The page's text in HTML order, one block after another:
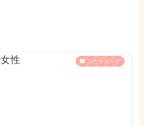
ふたりエッチ